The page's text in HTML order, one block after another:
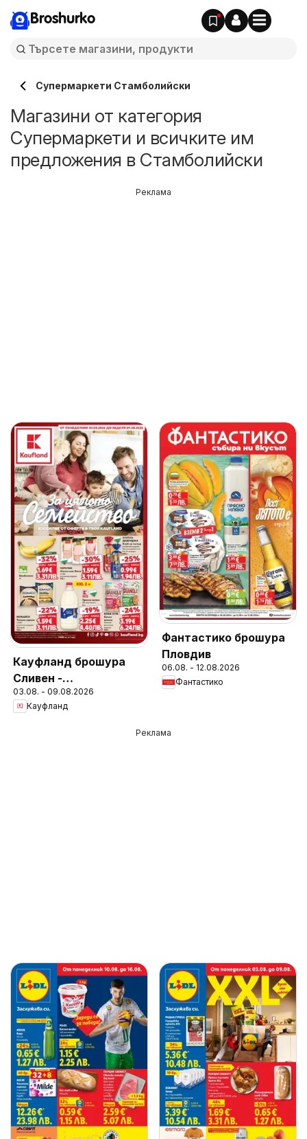
Broshurko
Супермаркети Стамболийски
Магазини от категория
Супермаркети и всичките им
предложения в Стамболийски
Кауфланд брошура
Сливен -
Предложения за
цялото семейство
03.08. - 09.08.2026
Кауфланд
Фантастико брошура
Пловдив
06.08. - 12.08.2026
Фантастико
Реклама
Реклама